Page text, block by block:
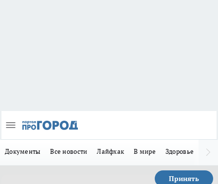
Документы Все новости Лайфхак В мире Здоровье
Принять